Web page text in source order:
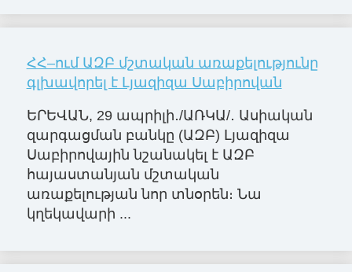
ՀՀ–ում ԱԶԲ մշտական առաքելությունը
գլխավորել է Լյազիզա Սաբիրովան
ԵՐԵՎԱՆ, 29 ապրիլի․/ԱՌԿԱ/․ Ասիական
զարգացման բանկը (ԱԶԲ) Լյազիզա
Սաբիրովային նշանակել է ԱԶԲ
հայաստանյան մշտական
առաքելության նոր տնօրեն։ Նա
կղեկավարի ...